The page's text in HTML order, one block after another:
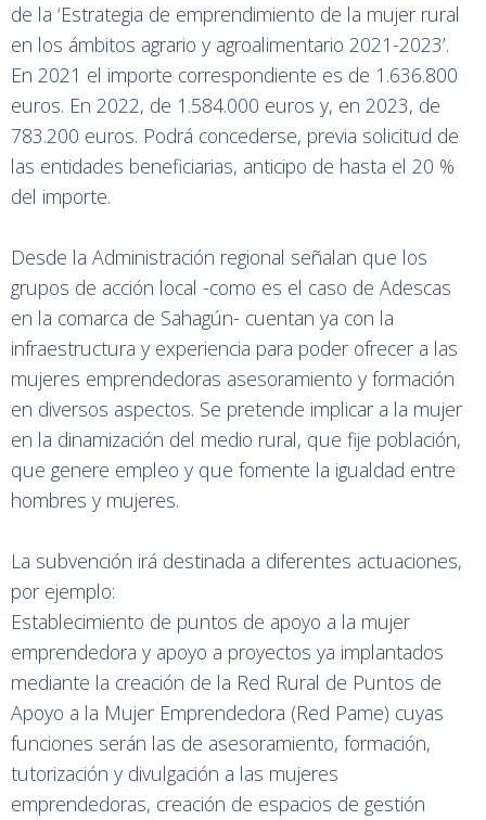
de la ‘Estrategia de emprendimiento de la mujer rural
en los ámbitos agrario y agroalimentario 2021-2023’.
En 2021 el importe correspondiente es de 1.636.800
euros. En 2022, de 1.584.000 euros y, en 2023, de
783.200 euros. Podrá concederse, previa solicitud de
las entidades beneficiarias, anticipo de hasta el 20 %
del importe.
Desde la Administración regional señalan que los
grupos de acción local -como es el caso de Adescas
en la comarca de Sahagún- cuentan ya con la
infraestructura y experiencia para poder ofrecer a las
mujeres emprendedoras asesoramiento y formación
en diversos aspectos. Se pretende implicar a la mujer
en la dinamización del medio rural, que fije población,
que genere empleo y que fomente la igualdad entre
hombres y mujeres.
La subvención irá destinada a diferentes actuaciones,
por ejemplo:
Establecimiento de puntos de apoyo a la mujer
emprendedora y apoyo a proyectos ya implantados
mediante la creación de la Red Rural de Puntos de
Apoyo a la Mujer Emprendedora (Red Pame) cuyas
funciones serán las de asesoramiento, formación,
tutorización y divulgación a las mujeres
emprendedoras, creación de espacios de gestión